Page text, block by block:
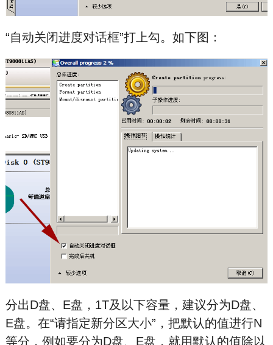
“自动关闭进度对话框”打上勾。如下图：
分出D盘、E盘，1T及以下容量，建议分为D盘、
E盘。在“请指定新分区大小”，把默认的值进行N
等分，例如要分为D盘、E盘，就用默认的值除以